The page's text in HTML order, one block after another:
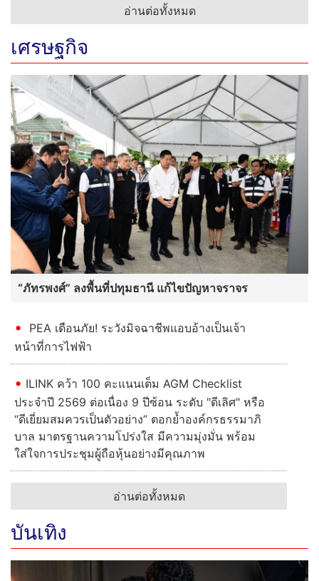
อ่านต่อทั้งหมด
เศรษฐกิจ
“ภัทรพงศ์” ลงพื้นที่ปทุมธานี แก้ไขปัญหาจราจร
PEA เตือนภัย! ระวังมิจฉาชีพแอบอ้างเป็นเจ้า
หน้าที่การไฟฟ้า
ILINK คว้า 100 คะแนนเต็ม AGM Checklist
ประจำปี 2569 ต่อเนื่อง 9 ปีซ้อน ระดับ "ดีเลิศ" หรือ
“ดีเยี่ยมสมควรเป็นตัวอย่าง” ตอกย้ำองค์กรธรรมาภิ
บาล มาตรฐานความโปร่งใส มีความมุ่งมั่น พร้อม
ใส่ใจการประชุมผู้ถือหุ้นอย่างมีคุณภาพ
อ่านต่อทั้งหมด
บันเทิง